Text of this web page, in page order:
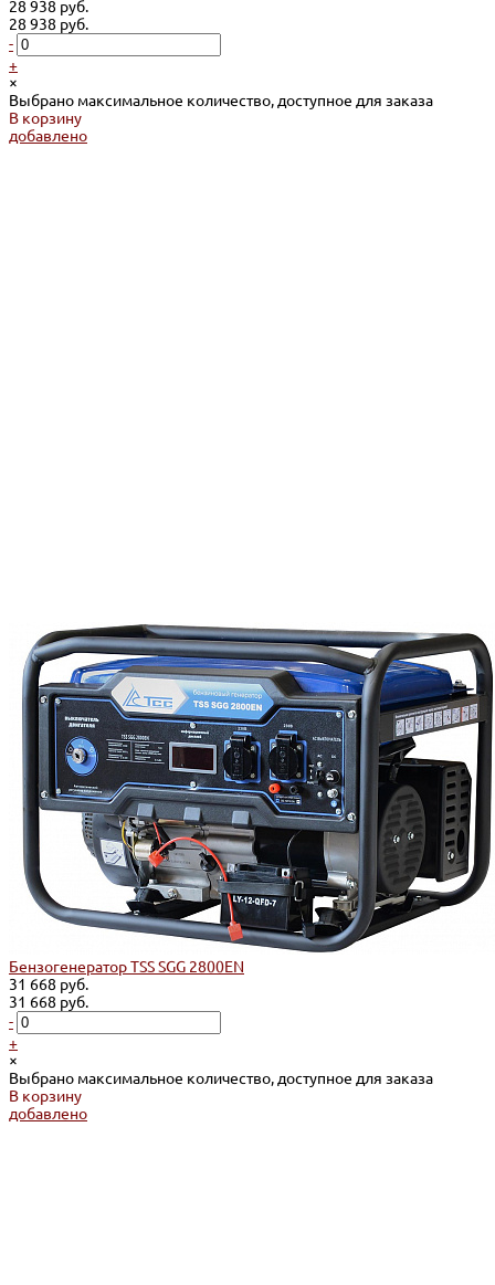
28 938 руб.
28 938 руб.
-
+
×
Выбрано максимальное количество, доступное для заказа
В корзину
добавлено
Бензогенератор TSS SGG 2800EN
31 668 руб.
31 668 руб.
-
+
×
Выбрано максимальное количество, доступное для заказа
В корзину
добавлено